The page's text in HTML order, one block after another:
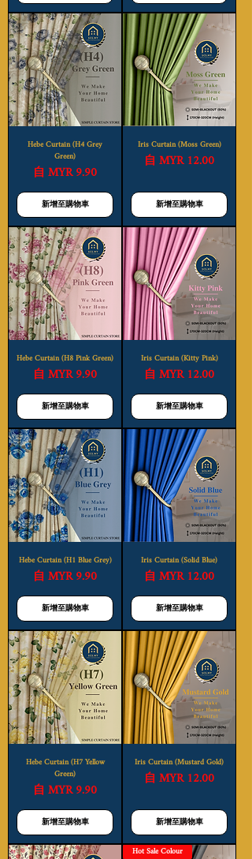
Hebe Curtain (H4 Grey
Green)
自MYR 9.90
促銷價格
新增至購物車
Iris Curtain (Moss Green)
自MYR 12.00
促銷價格
新增至購物車
Hebe Curtain (H8 Pink Green)
自MYR 9.90
促銷價格
新增至購物車
Iris Curtain (Kitty Pink)
自MYR 12.00
促銷價格
新增至購物車
Hebe Curtain (H1 Blue Grey)
自MYR 9.90
促銷價格
新增至購物車
Iris Curtain (Solid Blue)
自MYR 12.00
促銷價格
新增至購物車
Hebe Curtain (H7 Yellow
Green)
自MYR 9.90
促銷價格
新增至購物車
Iris Curtain (Mustard Gold)
自MYR 12.00
促銷價格
新增至購物車
Hot Sale Colour